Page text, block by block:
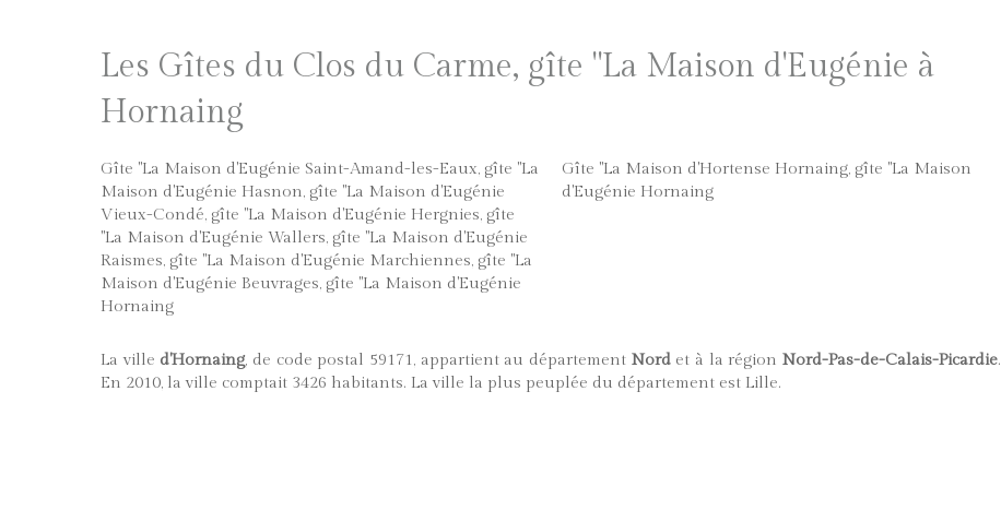
Les Gîtes du Clos du Carme, gîte "La Maison d'Eugénie à
Hornaing
Gîte "La Maison d'Eugénie Saint-Amand-les-Eaux, gîte "La
Maison d'Eugénie Hasnon, gîte "La Maison d'Eugénie
Vieux-Condé, gîte "La Maison d'Eugénie Hergnies, gîte
"La Maison d'Eugénie Wallers, gîte "La Maison d'Eugénie
Raismes, gîte "La Maison d'Eugénie Marchiennes, gîte "La
Maison d'Eugénie Beuvrages, gîte "La Maison d'Eugénie
Hornaing
Gîte "La Maison d'Hortense Hornaing, gîte "La Maison
d'Eugénie Hornaing
La ville d'Hornaing, de code postal 59171, appartient au département Nordet à la régionNord-Pas-de-Calais-Picardie.
En 2010, la ville comptait 3426 habitants. La ville la plus peuplée du département est Lille.